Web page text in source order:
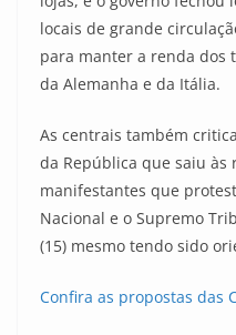
locais de grande
para manter a renda dos
da Alemanha e da Itália.
As centrais também
da República que saiu
manifestantes que
Nacional e o Supremo
(15) mesmo tendo sido
Confira as propostas das